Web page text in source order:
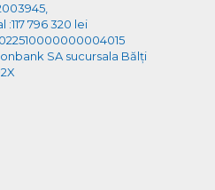
796 320 lei
SA sucursala Bălți